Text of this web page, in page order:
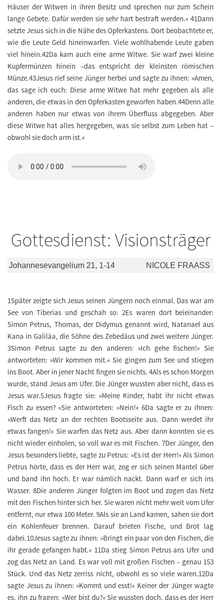
Häuser der Witwen in ihren Besitz und sprechen nur zum Schein
lange Gebete. Dafür werden sie sehr hart bestraft werden.« 41Dann
setzte Jesus sich in die Nähe des Opferkastens. Dort beobachtete er,
wie die Leute Geld hineinwarfen. Viele wohlhabende Leute gaben
viel hinein.42Da kam auch eine arme Witwe. Sie warf zwei kleine
Kupfermünzen hinein –das entspricht der kleinsten römischen
Münze.43Jesus rief seine Jünger herbei und sagte zu ihnen: »Amen,
das sage ich euch: Diese arme Witwe hat mehr gegeben als alle
anderen, die etwas in den Opferkasten geworfen haben.44Denn alle
anderen haben nur etwas von ihrem Überfluss abgegeben. Aber
diese Witwe hat alles hergegeben, was sie selbst zum Leben hat –
obwohl sie doch arm ist.«
Gottesdienst: Visionsträger
Johannesevangelium 21, 1-14 NICOLE FRAASS
1Später zeigte sich Jesus seinen Jüngern noch einmal. Das war am
See von Tiberias und geschah so: 2Es waren dort beieinander:
Simon Petrus, Thomas, der Didymus genannt wird, Natanael aus
Kana in Galiläa, die Söhne des Zebedäus und zwei weitere Jünger.
3Simon Petrus sagte zu den anderen: »Ich gehe fischen!« Sie
antworteten: »Wir kommen mit.« Sie gingen zum See und stiegen
ins Boot. Aber in jener Nacht fingen sie nichts. 4Als es schon Morgen
wurde, stand Jesus am Ufer. Die Jünger wussten aber nicht, dass es
Jesus war.5Jesus fragte sie: »Meine Kinder, habt ihr nicht etwas
Fisch zu essen? «Sie antworteten: »Nein!« 6Da sagte er zu ihnen:
»Werft das Netz an der rechten Bootsseite aus. Dann werdet ihr
etwas fangen!« Sie warfen das Netz aus. Aber dann konnten sie es
nicht wieder einholen, so voll war es mit Fischen. 7Der Jünger, den
Jesus besonders liebte, sagte zu Petrus: »Es ist der Herr!« Als Simon
Petrus hörte, dass es der Herr war, zog er sich seinen Mantel über
und band ihn hoch. Er war nämlich nackt. Dann warf er sich ins
Wasser. 8Die anderen Jünger folgten im Boot und zogen das Netz
mit den Fischen hinter sich her. Sie waren nicht mehr weit vom Ufer
entfernt, nur etwa 100 Meter. 9Als sie an Land kamen, sahen sie dort
ein Kohlenfeuer brennen. Darauf brieten Fische, und Brot lag
dabei.10Jesus sagte zu ihnen: »Bringt ein paar von den Fischen, die
ihr gerade gefangen habt.« 11Da stieg Simon Petrus ans Ufer und
zog das Netz an Land. Es war voll mit großen Fischen – genau 153
Stück. Und das Netz zerriss nicht, obwohl es so viele waren.12Da
sagte Jesus zu ihnen: »Kommt und esst!« Keiner der Jünger wagte
es, ihn zu fragen: »Wer bist du?« Sie wussten doch, dass es der Herr